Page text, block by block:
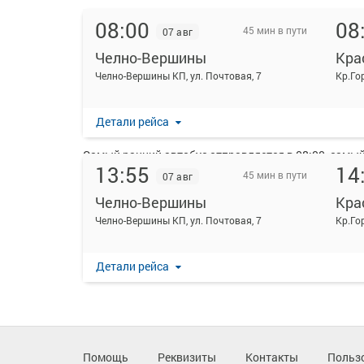
08:00 07 авг 45 мин в пути
Челно-Вершины
Челно-Вершины КП, ул. Почтовая, 7
Детали рейса
13:55 07 авг 45 мин в пути
Челно-Вершины
Челно-Вершины КП, ул. Почтовая, 7
Детали рейса
На данной странице вы можете ознакомиться с
Городок.
Ежедневно по маршруту Челно-Вершины - Красный
Перевозку пассажиров по данному направлению
Самый ранний автобус отправляется в 08:00,
Пожалуйста, обратите внимание, что посадка на
удостоверяющих личность, всех
распечатывать посадочный электронный билет
Помощь Реквизиты Контакты